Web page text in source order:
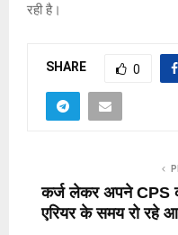
रही है।
SHARE 0
कर्ज लेकर अपने CPS
एरियर के समय रो रहे